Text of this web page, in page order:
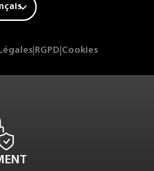
RGPD Cookies